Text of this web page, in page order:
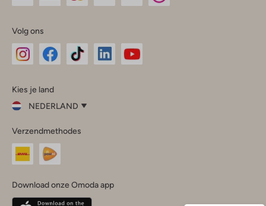
Volg ons
InstagramFacebook
Kies je land
NEDERLAND
je
land
Nederland
Belgique(Français)
Verzendmethodes
Download onze Omoda app